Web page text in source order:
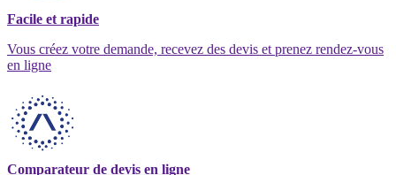
Facile et rapide
Vous créez votre demande, recevez des devis et prenez rendez-vous
en ligne
Comparateur de devis en ligne